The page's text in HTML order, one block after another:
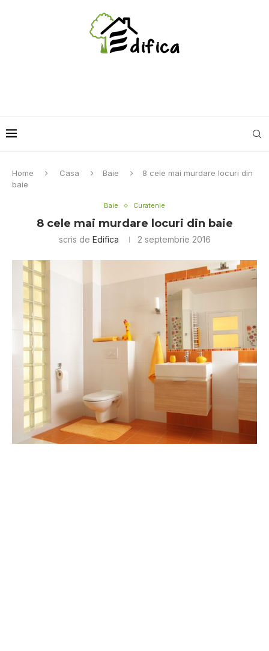
Home Casa Baie
8 cele mai murdare locuri din
baie
Baie Curatenie
8 cele mai murdare locuri din baie
scris de Edifica 2 septembrie 2016